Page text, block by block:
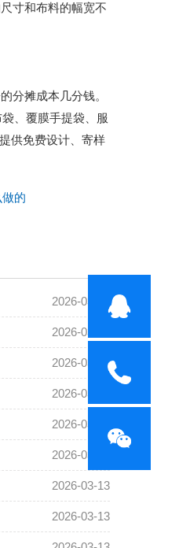
寸和布料的幅宽不
摊成本几分钱。
、覆膜手提袋、服
供免费设计、寄样
的
2026-03-13
2026-03-13
2026-03-13
2026-03-13
2026-03-13
2026-03-13
2026-03-13
2026-03-13